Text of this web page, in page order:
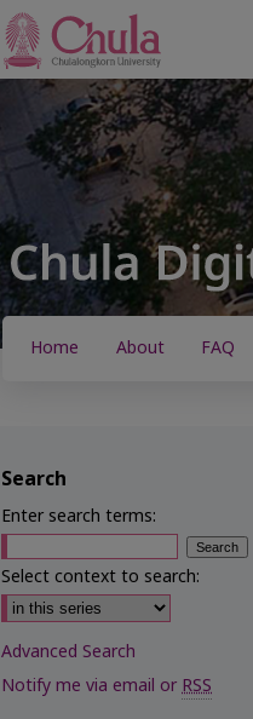
Home About FAQ
Search
Enter search terms:
Select context to search:
Advanced Search
Notify me via email orRSS